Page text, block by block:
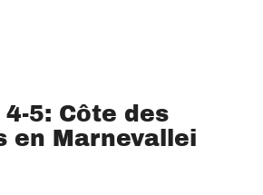
4-5: Côte des
en Marnevallei